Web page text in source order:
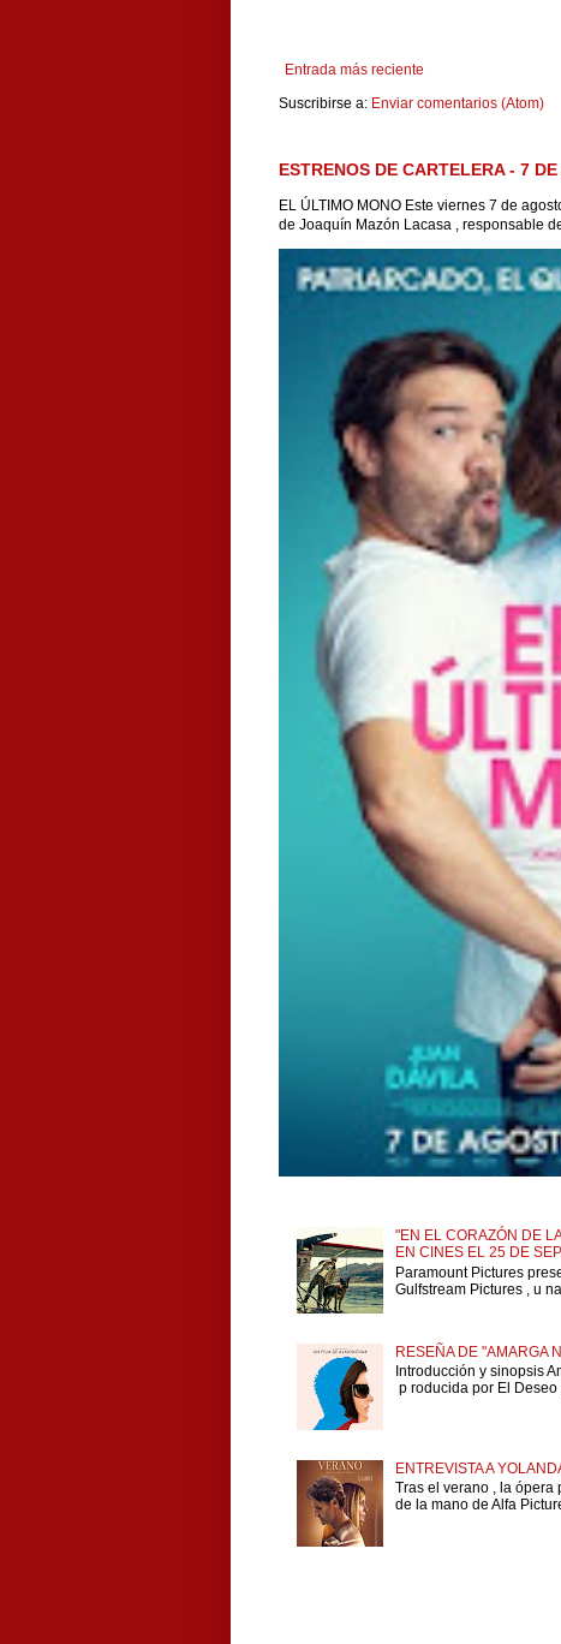
Entrada más reciente
Suscribirse a: Enviar comentarios (Atom)
ESTRENOS DE CARTELERA - 7
EL ÚLTIMO MONO Este viernes 7 de
de Joaquín Mazón Lacasa , responsable
"EN EL CORAZÓN DE
EN CINES EL 25 DE
Paramount Pictures
Gulfstream Pictures , u
RESEÑA DE "AMARGA
Introducción y sinopsis
p roducida por El
ENTREVISTA A
Tras el verano , la ópera
de la mano de Alfa